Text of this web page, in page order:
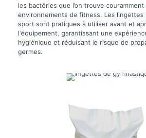
les bactéries que l’on trouve couramment
environnements de fitness. Les lingettes
sport sont pratiques à utiliser avant et
l'équipement, garantissant une
hygiénique et réduisant le risque de
germes.